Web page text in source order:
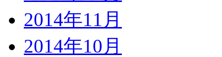
2014年11月
2014年10月